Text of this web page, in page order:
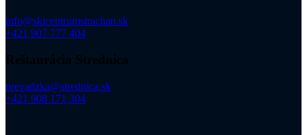
info@skicentrumstrachan.sk
+421 907 777 404
Reštaurácia Strednica
prevadzka@strednica.sk
+421 908 171 304